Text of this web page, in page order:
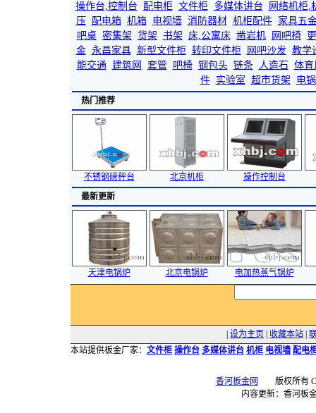
操作台,控制台 配电柜 文件柜 多媒体讲台
网络机柜,
压
配电箱 机箱 电视墙 消防器材 机柜配件
家具五
吧桌 密集架 货架 书架 床,公寓床 凿岩机 网吧椅
金 永昌家具 新型文件柜 转印文件柜 网吧沙发 教学
能交通
建筑网 套管 吧椅 钢包头 链条 人造石 体育
件
实验室 超市货架 电
热门推荐
不锈钢磅秤台 北京机柜
操作控制台
最新更新
天津电锅炉 北京电锅炉 电加热蒸气锅炉
设为主页 收藏本站
本站提供板金厂家： 文件柜 操作台 多媒体讲台 机柜 电视墙 配电
香河板金网
版权所有
内容更新：香河板